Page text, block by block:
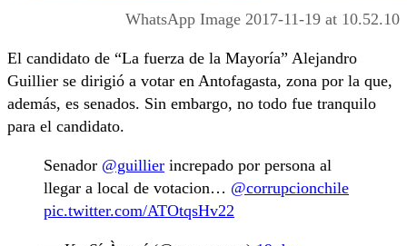
WhatsApp Image 2017-11-19 at 10.52.10
El candidato de “La fuerza de la Mayoría” Alejandro
Guillier se dirigió a votar en Antofagasta, zona por la que,
además, es senados. Sin embargo, no todo fue tranquilo
para el candidato.
Senador @guillier increpado por persona al
llegar a local de votacion… @corrupcionchile
pic.twitter.com/ATOtqsHv22